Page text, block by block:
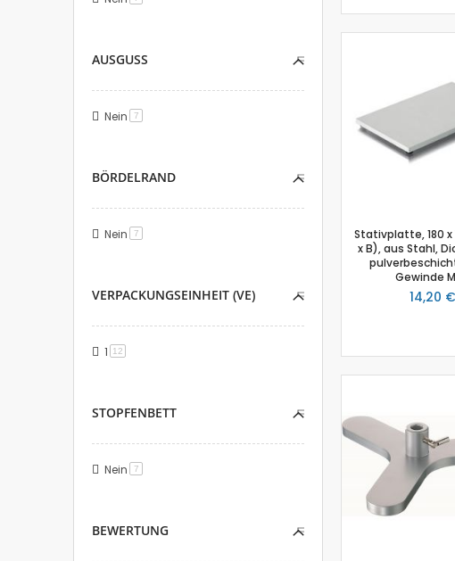
pH-
pH
Stativplatte, 180 x
x B), aus Stahl,
Gewinde
14,20 €
AUSGUSS
Nein 7Artikel
BÖRDELRAND
Nein 7Artikel
VERPACKUNGSEINHEIT (VE)
1 12
STOPFENBETT
Nein 7Artikel
BEWERTUNG